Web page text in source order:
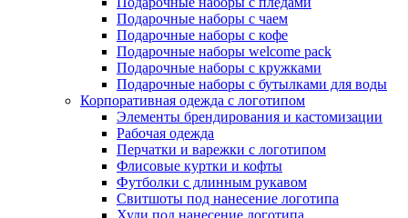
Подарочные наборы с чаем
Подарочные наборы с кофе
Подарочные наборы welcome pack
Подарочные наборы с кружками
Подарочные наборы с бутылками для воды
Корпоративная одежда с логотипом
Элементы брендирования и кастомизации
Рабочая одежда
Перчатки и варежки с логотипом
Флисовые куртки и кофты
Футболки с длинным рукавом
Свитшоты под нанесение логотипа
Худи под нанесение логотипа